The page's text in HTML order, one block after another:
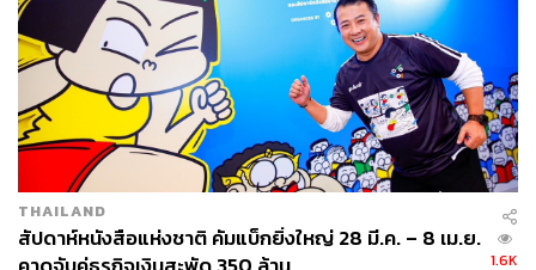
THAILAND
สัปดาห์หนังสือแห่งชาติ คัมแบ็กยิ่งใหญ่ 28 มี.ค. – 8 เม.ย.
1.6K